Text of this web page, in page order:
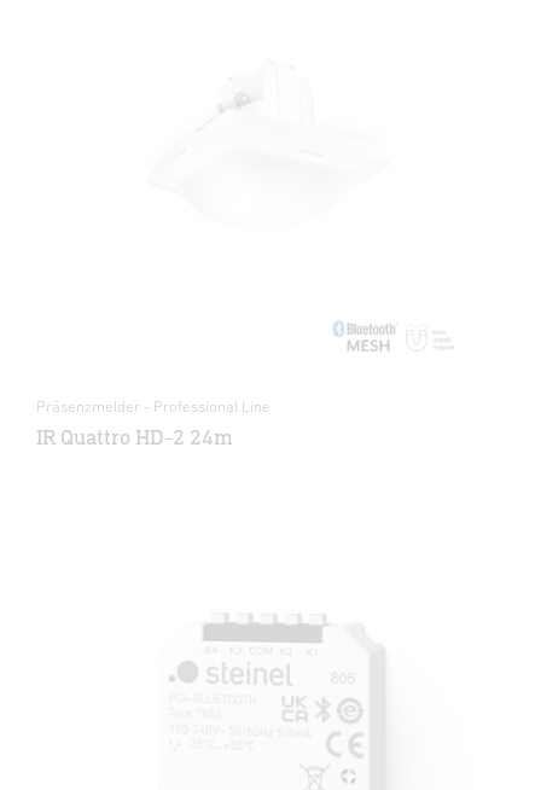
Präsenzmelder - Professional Line
IR Quattro HD-2 24m